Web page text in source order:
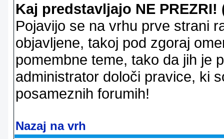
Kaj predstavljajo NE
Pojavijo se na vrhu prve strani
objavljene, takoj pod zgoraj
pomembne teme, tako da jih je
administrator določi pravice, ki
posameznih forumih!
Nazaj na vrh